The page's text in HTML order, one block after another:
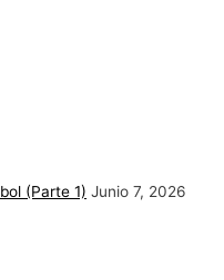
(Parte 1) Junio 7, 2026